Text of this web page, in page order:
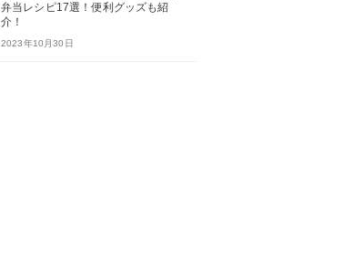
弁当レシピ17選！便利グッズも紹
介！
2023年10月30日